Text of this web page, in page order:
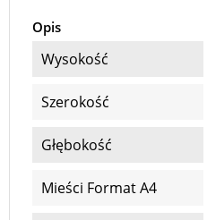
Opis
Wysokość
Szerokość
Głębokość
Mieści Format A4